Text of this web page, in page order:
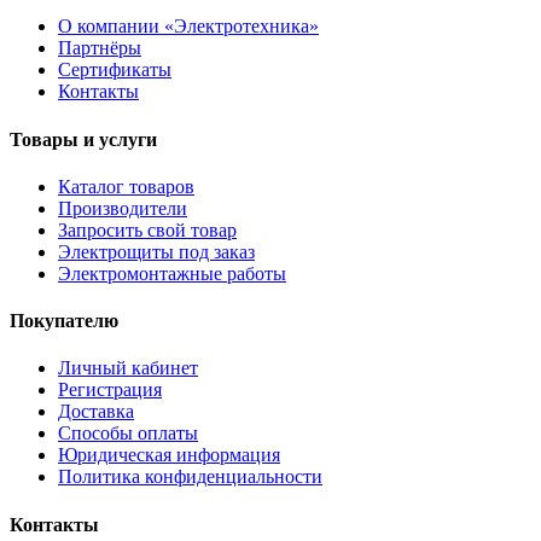
О компании «Электротехника»
Партнёры
Сертификаты
Контакты
Товары и услуги
Каталог товаров
Производители
Запросить свой товар
Электрощиты под заказ
Электромонтажные работы
Покупателю
Личный кабинет
Регистрация
Доставка
Способы оплаты
Юридическая информация
Политика конфиденциальности
Контакты